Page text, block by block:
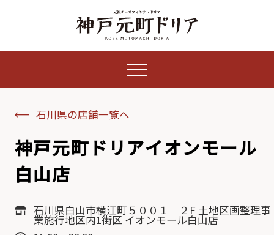
石川県の店舗一覧へ
神戸元町ドリアイオンモール
白山店
石川県白山市横江町５００１ ２F 土地区画整理事
業施行地区内1街区 イオンモール白山店